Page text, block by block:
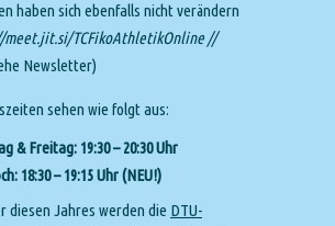
haben sich ebenfalls nicht verändern
meet.jit.si/TCFikoAthletikOnline //
Newsletter)
sehen wie folgt aus:
& Freitag: 19:30 – 20:30 Uhr
18:30 – 19:15 Uhr (NEU!)
diesen Jahres werden die DTU-